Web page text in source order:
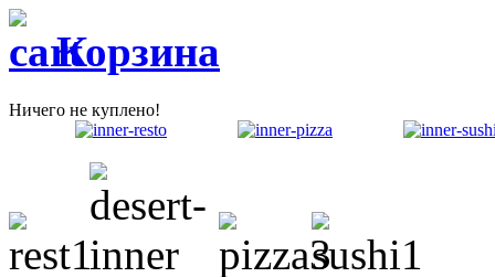
Корзина
Ничего не куплено!